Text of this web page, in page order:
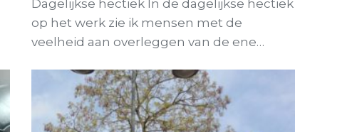
Dagelijkse hectiek In de dagelijkse hectiek
op het werk zie ik mensen met de
veelheid aan overleggen van de ene…